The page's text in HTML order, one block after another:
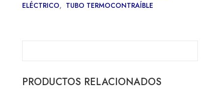
ELÉCTRICO, TUBO TERMOCONTRAÍBLE
PRODUCTOS RELACIONADOS